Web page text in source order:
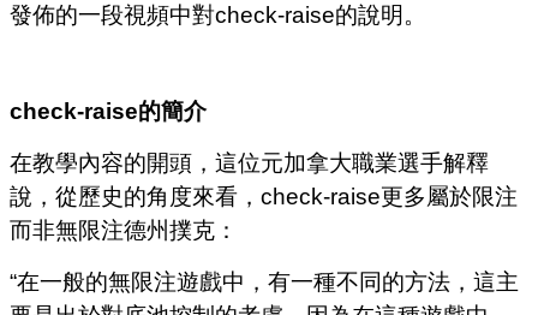
發佈的一段視頻中對check-raise的說明。
check-raise的簡介
在教學內容的開頭，這位元加拿大職業選手解釋
說，從歷史的角度來看，check-raise更多屬於限注
而非無限注德州撲克：
“在一般的無限注遊戲中，有一種不同的方法，這主